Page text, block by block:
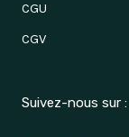
CGU
CGV
Suivez-nous sur :